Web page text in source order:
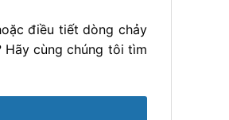
điều tiết dòng chảy
Hãy cùng chúng tôi tìm